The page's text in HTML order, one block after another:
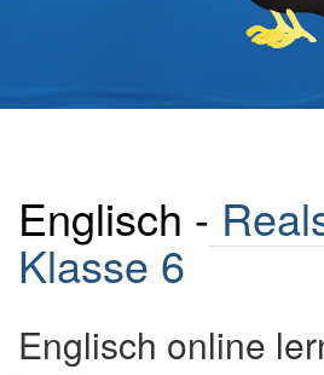
Englisch -
Klasse 6
Englisch online